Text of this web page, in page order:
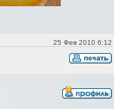
25 Фев 2010 6:12